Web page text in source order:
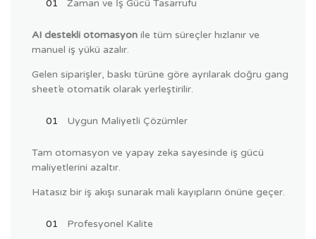
Zaman ve İş Gücü Tasarrufu
AI destekli otomasyon ile tüm süreçler hızlanır ve
manuel iş yükü azalır.
Gelen siparişler, baskı türüne göre ayrılarak doğru gang
sheet’e otomatik olarak yerleştirilir.
Uygun Maliyetli Çözümler
Tam otomasyon ve yapay zeka sayesinde iş gücü
maliyetlerini azaltır.
Hatasız bir iş akışı sunarak mali kayıpların önüne geçer.
Profesyonel Kalite